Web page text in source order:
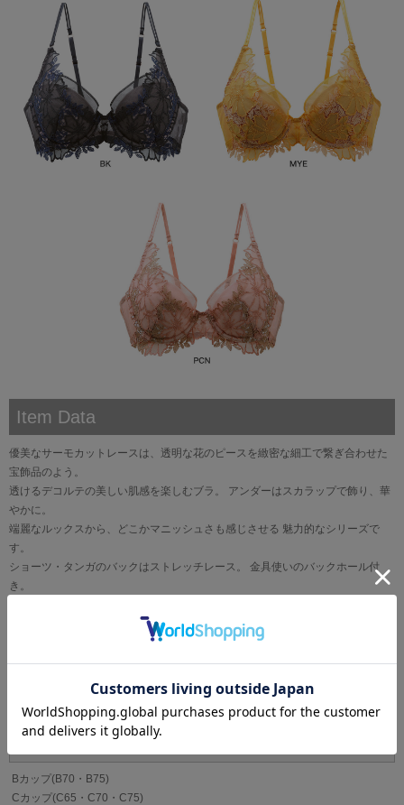
Item Data
優美なサーモカットレースは、透明な花のピースを緻密な細工で繋ぎ合わせた
宝飾品のよう。
透けるデコルテの美しい肌感を楽しむブラ。 アンダーはスカラップで飾り、華
やかに。
端麗なルックスから、どこかマニッシュさも感じさせる 魅力的なシリーズで
す。
ショーツ・タンガのバックはストレッチレース。 金具使いのバックホール付
き。
La vie a deux[ラヴィアドゥ]
Bカップ(B70・B75)
Cカップ(C65・C70・C75)